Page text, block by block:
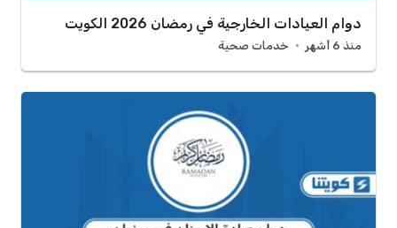
دوام العيادات الخارجية في رمضان 2026 الكويت
منذ 6 أشهر خدمات صحية